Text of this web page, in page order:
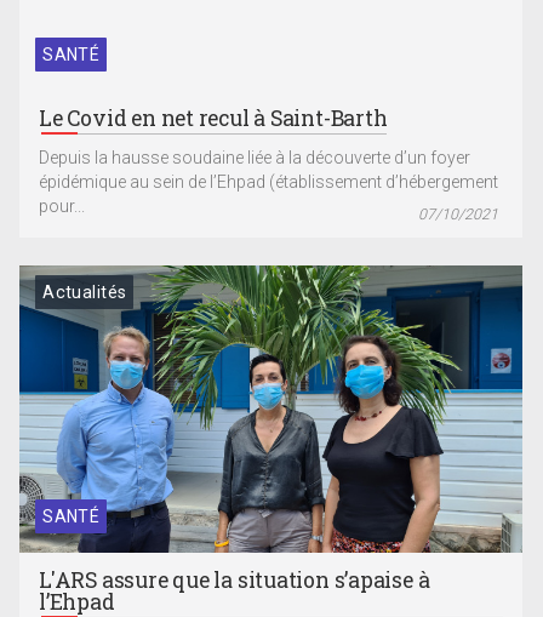
SANTÉ
Le Covid en net recul à Saint-Barth
Depuis la hausse soudaine liée à la découverte d’un foyer
épidémique au sein de l’Ehpad (établissement d’hébergement
pour...
07/10/2021
SANTÉ
Actualités
L'ARS assure que la situation s’apaise à
l’Ehpad